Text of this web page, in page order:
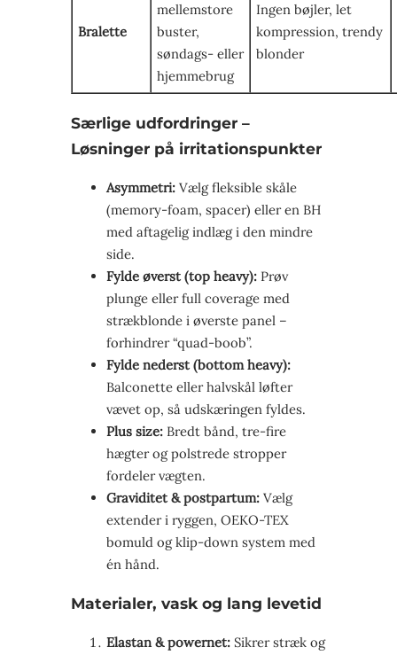
Bralette
mellemstore
buster,
søndags- eller
hjemmebrug
Ingen bøjler, let
kompression, trendy
blonder
Særlige udfordringer –
Løsninger på irritationspunkter
Asymmetri: Vælg fleksible skåle
(memory-foam, spacer) eller en BH
med aftagelig indlæg i den mindre
side.
Fylde øverst (top heavy): Prøv
plunge eller full coverage med
stræk­blonde i øverste panel –
forhindrer “quad-boob”.
Fylde nederst (bottom heavy):
Balconette eller halvskål løfter
vævet op, så udskæringen fyldes.
Plus size: Bredt bånd, tre-fire
hægter og polstrede stropper
fordeler vægten.
Graviditet & postpartum: Vælg
extender i ryggen, OEKO-TEX
bomuld og klip-down system med
én hånd.
Materialer, vask og lang levetid
Elastan & powernet: Sikrer stræk og